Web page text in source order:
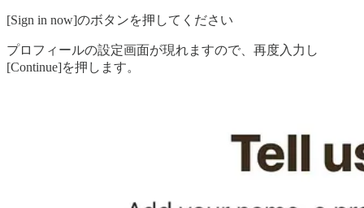
[Sign in now]のボタンを押してください
プロフィールの設定画面が現れますので、再度入力し
[Continue]を押します。